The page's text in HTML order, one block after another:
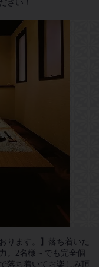
さい！
ります。】落ち着いた
。2名様～でも完全個
落ち着いてお楽しみ頂